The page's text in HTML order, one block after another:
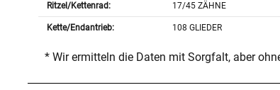
Ritzel/Kettenrad: 17/45 ZÄHNE
Kette/Endantrieb: 108 GLIEDER
* Wir ermitteln die Daten mit Sorgfalt, aber